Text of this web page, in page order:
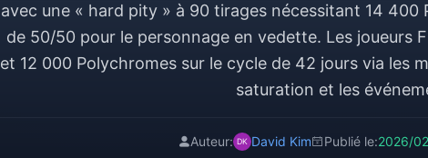
avec une « hard pity » à 90 tirages nécessitant 14
de 50/50 pour le personnage en vedette. Les joueurs
et 12 000 Polychromes sur le cycle de 42 jours via les
saturation et les
Auteur: David Kim Publié le:2026/